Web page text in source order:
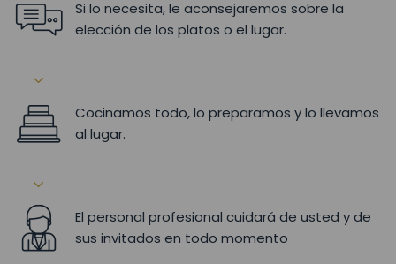
Si lo necesita, le aconsejaremos sobre la
elección de los platos o el lugar.
Cocinamos todo, lo preparamos y lo llevamos
al lugar.
El personal profesional cuidará de usted y de
sus invitados en todo momento